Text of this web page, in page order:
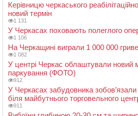
Керівницю черкаського
новий термін
1 131
У Черкасах поховають полеглого
1 106
На Черкащині виграли 1 000 000
1 082
У центрі Черкас облаштували новий
паркування (ФОТО)
912
У Черкасах забудовника
біля майбутнього торговельного
911